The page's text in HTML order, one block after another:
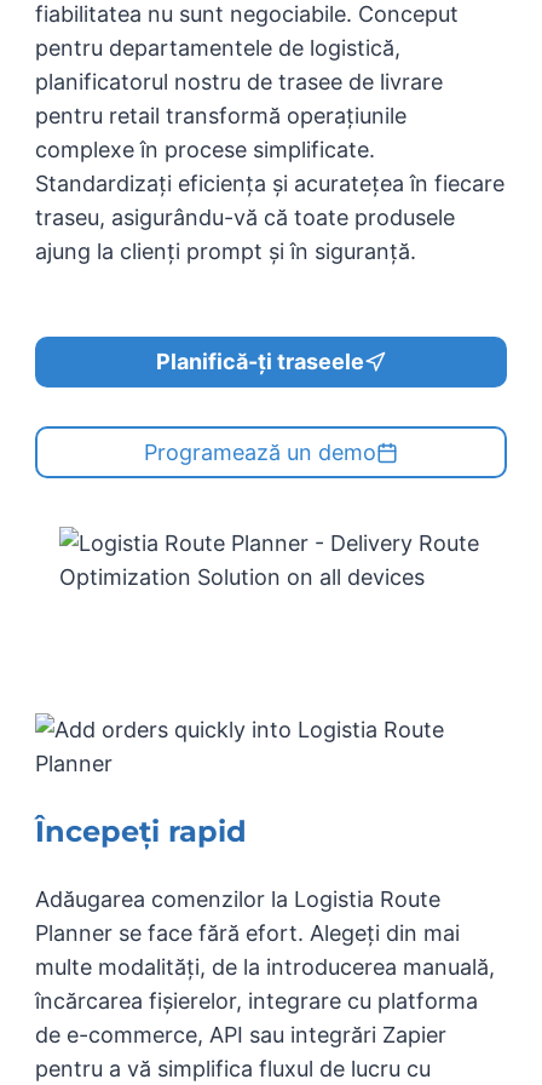
fiabilitatea nu sunt negociabile. Conceput
pentru departamentele de logistică,
planificatorul nostru de trasee de livrare
pentru retail transformă operațiunile
complexe în procese simplificate.
Standardizați eficiența și acuratețea în fiecare
traseu, asigurându-vă că toate produsele
ajung la clienți prompt și în siguranță.
Planifică-ți traseele
Programează un demo
Începeți rapid
Adăugarea comenzilor la Logistia Route
Planner se face fără efort. Alegeți din mai
multe modalități, de la introducerea manuală,
încărcarea fișierelor, integrare cu platforma
de e-commerce, API sau integrări Zapier
pentru a vă simplifica fluxul de lucru cu